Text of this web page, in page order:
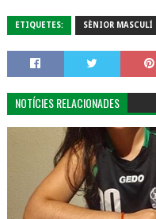
ETIQUETES: SÈNIOR MASCULÍ
NOTÍCIES RELACIONADES